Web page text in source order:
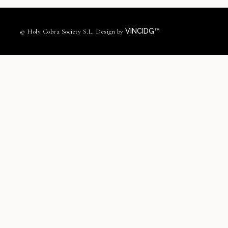
© Holy Cobra Society S.L. Design by VINCIDG™